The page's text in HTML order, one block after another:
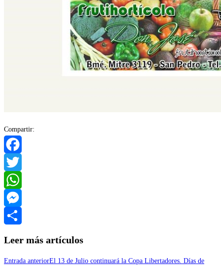
Compartir:
Facebook
Twitter
WhatsApp
Messenger
Leer más artículos
Entrada anteriorEl 13 de Julio continuará la Copa Libertadores. Días de